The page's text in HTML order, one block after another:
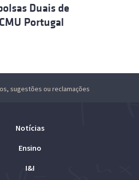
Duais de
Portugal
sugestões ou reclamações
Notícias
Ensino
I&I